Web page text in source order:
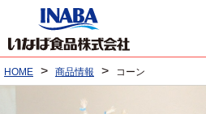
HOME > 商品情報 > コーン